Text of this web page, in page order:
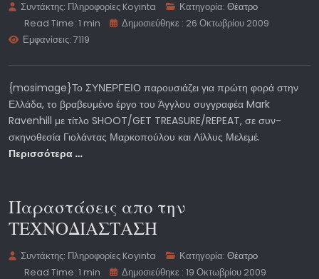
Συντάκτης: Πληροφορίες Koyinta Κατηγορία:Θέατρο
Read Time: 1 min
Δημοσιεύθηκε : 26 Οκτωβρίου 2009
Εμφανίσεις: 7119
{mosimage}Το ΣΥΝΕΡΓΕΙΟ παρουσιάζει για πρώτη φορά στην
Ελλάδα, το βραβευμένο έργο του Άγγλου συγγραφέα Mark
Ravenhill με τίτλο SHOOT/GET TREASURE/REPEAT, σε συν-
σκηνοθεσία Γιολάντας Μαρκοπούλου και Λίλλυς Μελεμέ.
Περισσότερα …
Παραστάσεις απο την
ΤΕΧΝΟΔΙΑΣΤΑΣΗ
Συντάκτης: Πληροφορίες Koyinta Κατηγορία:Θέατρο
Read Time: 1 min
Δημοσιεύθηκε : 19 Οκτωβρίου 2009